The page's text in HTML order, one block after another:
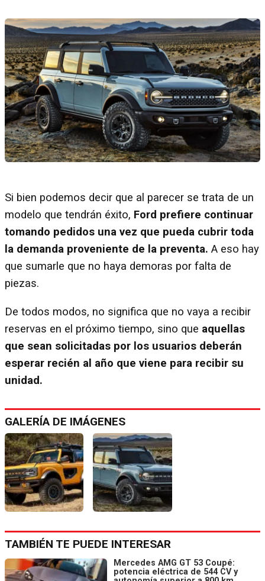
Si bien podemos decir que al parecer se trata de un
modelo que tendrán éxito, Ford prefiere continuar
tomando pedidos una vez que pueda cubrir toda
la demanda proveniente de la preventa. A eso hay
que sumarle que no haya demoras por falta de
piezas.
De todos modos, no significa que no vaya a recibir
reservas en el próximo tiempo, sino que aquellas
que sean solicitadas por los usuarios deberán
esperar recién al año que viene para recibir su
unidad.
GALERÍA DE IMÁGENES
TAMBIÉN TE PUEDE INTERESAR
Mercedes AMG GT 53 Coupé:
potencia eléctrica de 544 CV y